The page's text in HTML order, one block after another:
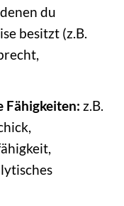
du
besitzt (z.B.
Fähigkeiten: z.B.